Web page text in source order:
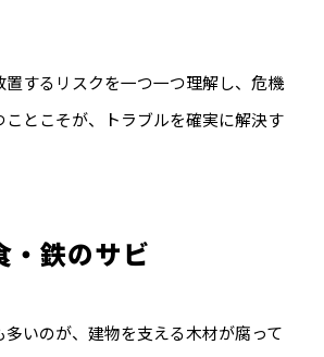
置するリスクを一つ一つ理解し、危機
とこそが、トラブルを確実に解決す
・鉄のサビ
いのが、建物を支える木材が腐って